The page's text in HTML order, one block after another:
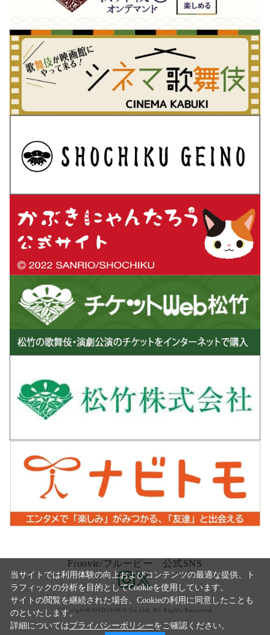
Froovie/フルービー 公式SNS
Copyright©SHOCHIKU Co.,Ltd. All Rights Reserved.
当サイトでは利用体験の向上およびコンテンツの最適な提供、ト
ラフィックの分析を目的としてCookieを使用しています。
サイトの閲覧を継続された場合、Cookieの利用に同意したことも
のといたします。
詳細についてはプライバシーポリシーをご確認ください。